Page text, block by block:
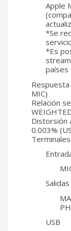
Apple
*Se
*Es
países
MIC)
Relación
Distorsión
0.003%
Salidas
USB